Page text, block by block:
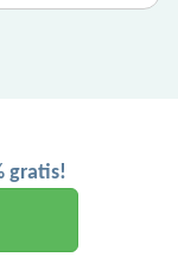
gratis!